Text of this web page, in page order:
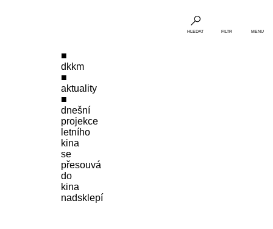
dkkm
aktuality
dnešní
projekce
letního
kina
se
přesouvá
do
kina
nadsklepí
HLEDAT FILTR MENU